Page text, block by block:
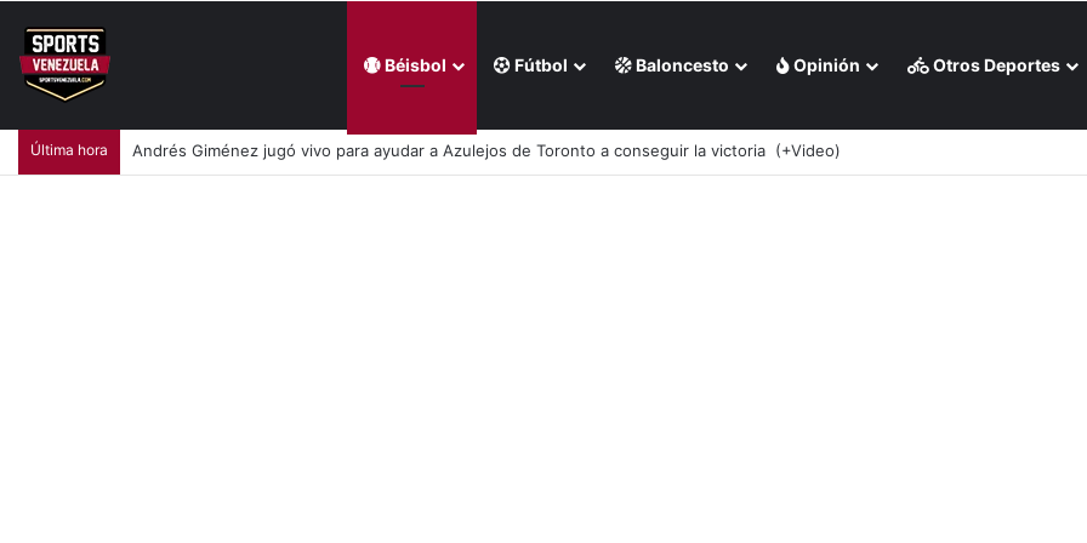
Béisbol Fútbol Baloncesto Opinión Otros Deportes
Última hora William Contreras comandó victoria de Cerveceros de Milwaukee en casa (+Video)